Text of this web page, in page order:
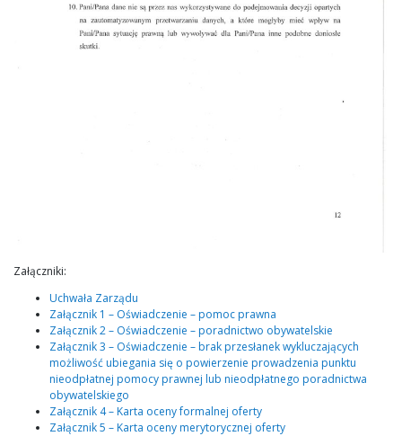
Załączniki:
Uchwała Zarządu
Załącznik 1 – Oświadczenie – pomoc prawna
Załącznik 2 – Oświadczenie – poradnictwo obywatelskie
Załącznik 3 – Oświadczenie – brak przesłanek wykluczających
możliwość ubiegania się o powierzenie prowadzenia punktu
nieodpłatnej pomocy prawnej lub nieodpłatnego poradnictwa
obywatelskiego
Załącznik 4 – Karta oceny formalnej oferty
Załącznik 5 – Karta oceny merytorycznej oferty